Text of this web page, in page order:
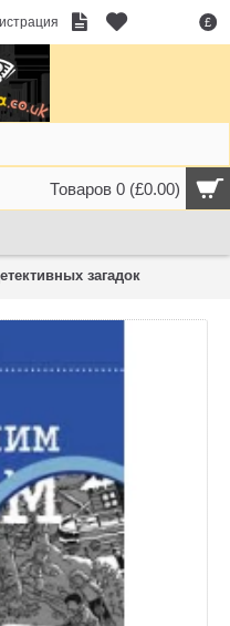
£
Товаров 0 (£0.00)
загадок